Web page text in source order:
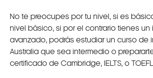
No te preocupes por tu nivel, si es
nivel básico, si por el contrario tienes un
avanzado, podrás estudiar un curso de
Australia que sea intermedio o
certificado de Cambridge, IELTS, o